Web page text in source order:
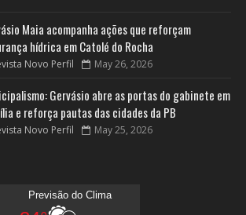
Maia acompanha ações que reforçam
hídrica em Catolé do Rocha
Novo Perfil May 26, 2026
Gervásio abre as portas do gabinete em
e reforça pautas das cidades da PB
Novo Perfil May 25, 2026